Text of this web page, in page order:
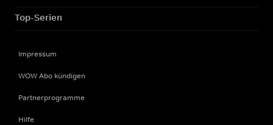
Top-Serien
Impressum
WOW Abo kündigen
Partnerprogramme
Hilfe